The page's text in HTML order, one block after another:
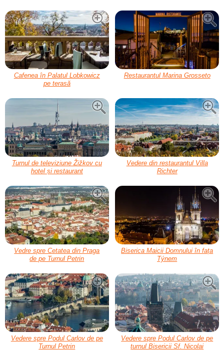
Cafenea în Palatul Lobkowicz
pe terasă
Restaurantul Marina Grosseto
Turnul de televiziune Žižkov cu
hotel și restaurant
Vedere din restaurantul Villa
Richter
Vedre spre Cetatea din Praga
de pe Turnul Petrin
Biserica Maicii Domnului în fața
Týnem
Vedere spre Podul Carlov de pe
Turnul Petrin
Vedere spre Podul Carlov de pe
turnul Bisericii Sf. Nicolai